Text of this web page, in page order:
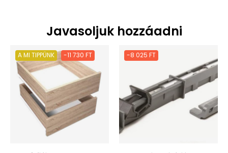
Javasoljuk hozzáadni
A MI TIPPÜNK -11 730 FT -8 025 FT